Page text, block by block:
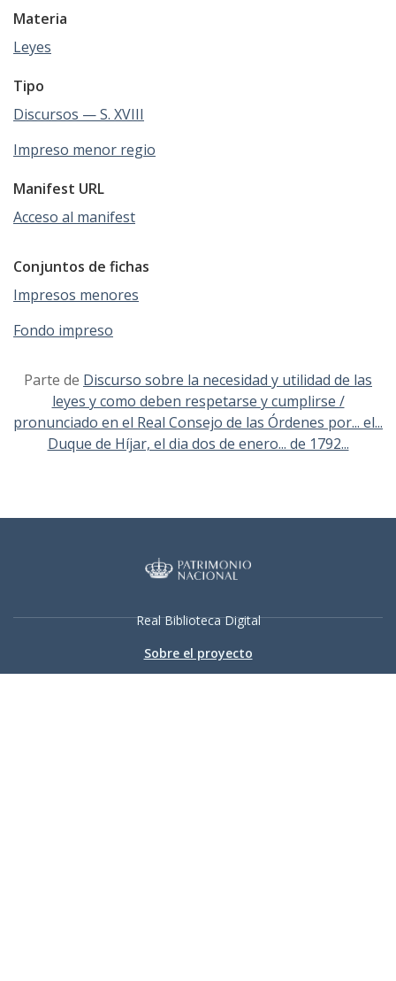
Materia
Leyes
Tipo
Discursos — S. XVIII
Impreso menor regio
Manifest URL
Acceso al manifest
Conjuntos de fichas
Impresos menores
Fondo impreso
Parte de Discurso sobre la necesidad y utilidad de las
leyes y como deben respetarse y cumplirse /
pronunciado en el Real Consejo de las Órdenes por... el...
Duque de Híjar, el dia dos de enero... de 1792...
Real Biblioteca Digital
Sobre el proyecto
Colecciones